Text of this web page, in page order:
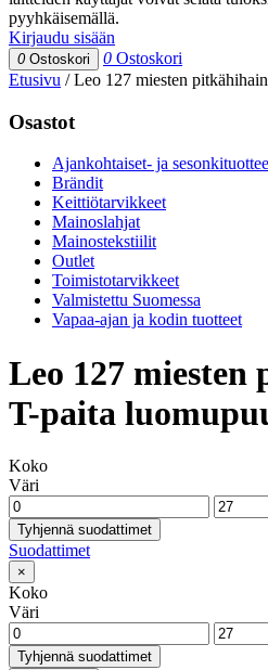
pyyhkäisemällä.
Kirjaudu sisään
0 Ostoskori 0 Ostoskori
Etusivu /Leo 127 miesten
Osastot
Ajankohtaiset- ja
Brändit
Keittiötarvikkeet
Mainoslahjat
Mainostekstiilit
Outlet
Toimistotarvikkeet
Valmistettu Suomessa
Vapaa-ajan ja kodin tuotteet
Leo 127
T-paita
Koko
Väri
Tyhjennä suodattimet
Suodattimet
×
Koko
Väri
Tyhjennä suodattimet